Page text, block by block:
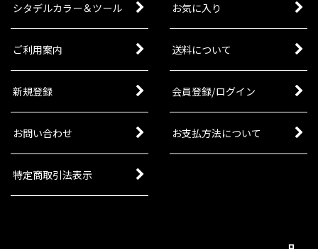
シタデルカラー＆ツール お気に入り
ご利用案内 送料について
新規登録 会員登録/ログイン
お問い合わせ お支払方法について
特定商取引法表示